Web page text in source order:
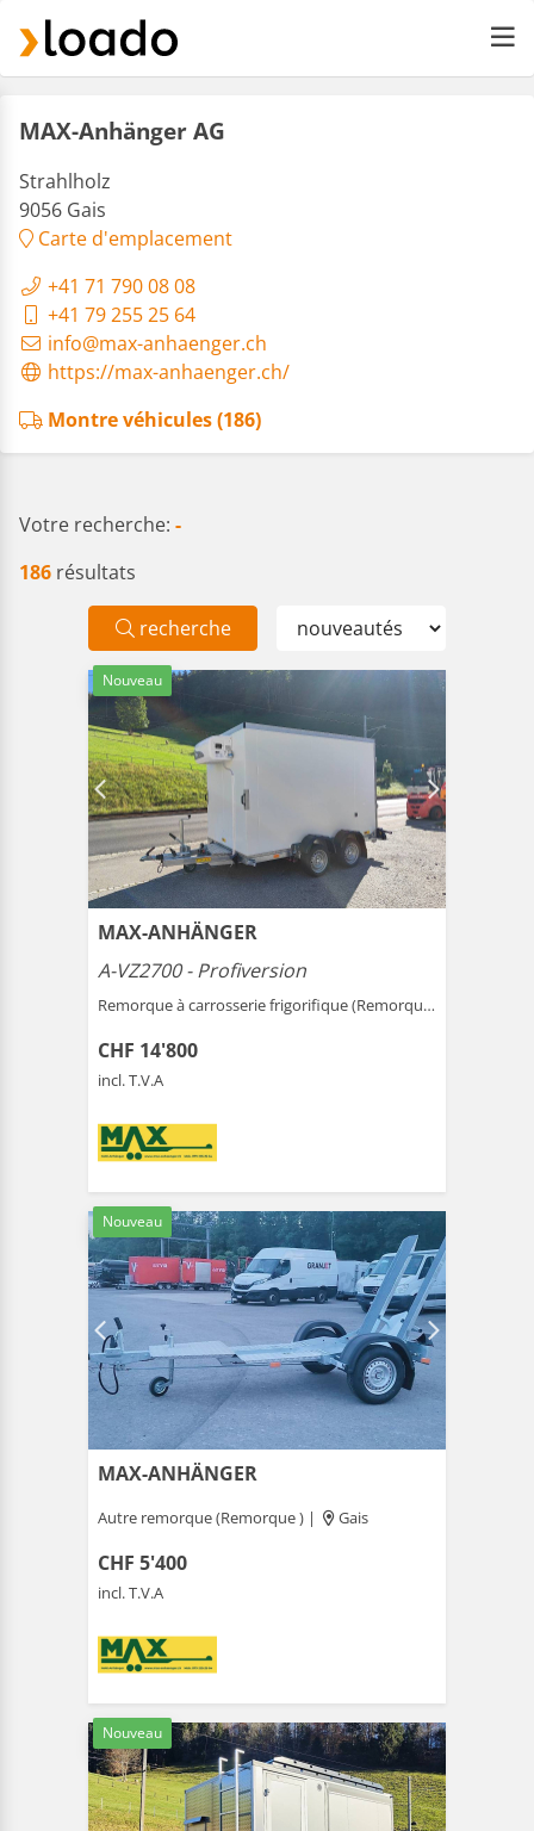
MAX-Anhänger AG
Strahlholz
9056 Gais
Carte d'emplacement
+41 71 790 08 08
+41 79 255 25 64
info@max-anhaenger.ch
https://max-anhaenger.ch/
Montre véhicules (186)
Votre recherche: -
186 résultats
recherche
Nouveau
MAX-ANHÄNGER
A-VZ2700 - Profiversion
Remorque à carrosserie frigorifique (Remorque ) |
CHF 14'800
incl. T.V.A
Nouveau
MAX-ANHÄNGER
Autre remorque (Remorque ) | Gais
CHF 5'400
incl. T.V.A
Nouveau